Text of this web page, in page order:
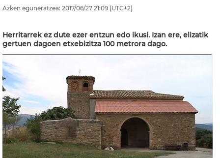
Azken eguneratzea: 2017/06/27 21:09 (UTC+2)
Herritarrek ez dute ezer entzun edo ikusi. Izan ere, elizatik
gertuen dagoen etxebizitza 100 metrora dago.